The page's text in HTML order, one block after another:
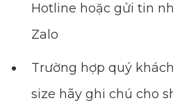
Hotline hoặc gửi tin
Zalo
Trường hợp quý
size hãy ghi chú cho